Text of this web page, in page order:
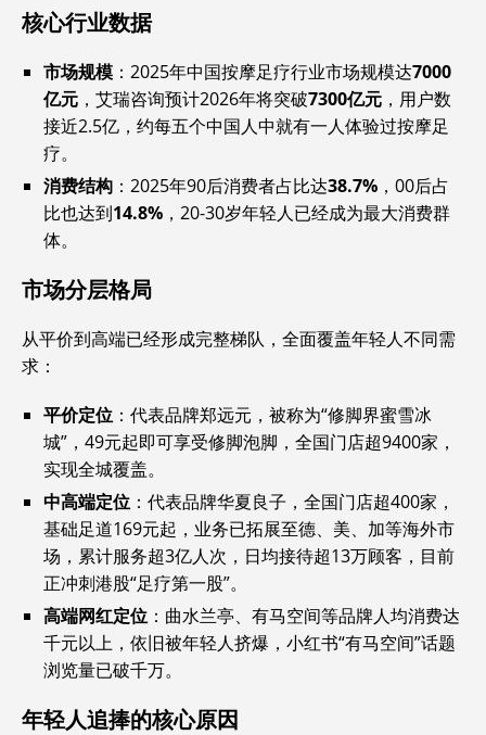
核心行业数据
市场规模 ‌：2025年中国按摩足疗行业市场规模达‌7000
亿元 ‌，艾瑞咨询预计2026年将突破‌7300亿元 ‌，用户数
接近2.5亿，约每五个中国人中就有一人体验过按摩足
疗。
消费结构 ‌：2025年90后消费者占比达‌38.7% ‌，00后占
比也达到‌14.8% ‌，20-30岁年轻人已经成为最大消费群
体。
市场分层格局
从平价到高端已经形成完整梯队，全面覆盖年轻人不同需
求：
平价定位 ‌：代表品牌郑远元，被称为“修脚界蜜雪冰
城”，49元起即可享受修脚泡脚，全国门店超9400家，
实现全城覆盖。
中高端定位 ‌：代表品牌华夏良子，全国门店超400家，
基础足道169元起，业务已拓展至德、美、加等海外市
场，累计服务超3亿人次，日均接待超13万顾客，目前
正冲刺港股“足疗第一股”。
高端网红定位 ‌：曲水兰亭、有马空间等品牌人均消费达
千元以上，依旧被年轻人挤爆，小红书“有马空间”话题
浏览量已破千万。
年轻人追捧的核心原因